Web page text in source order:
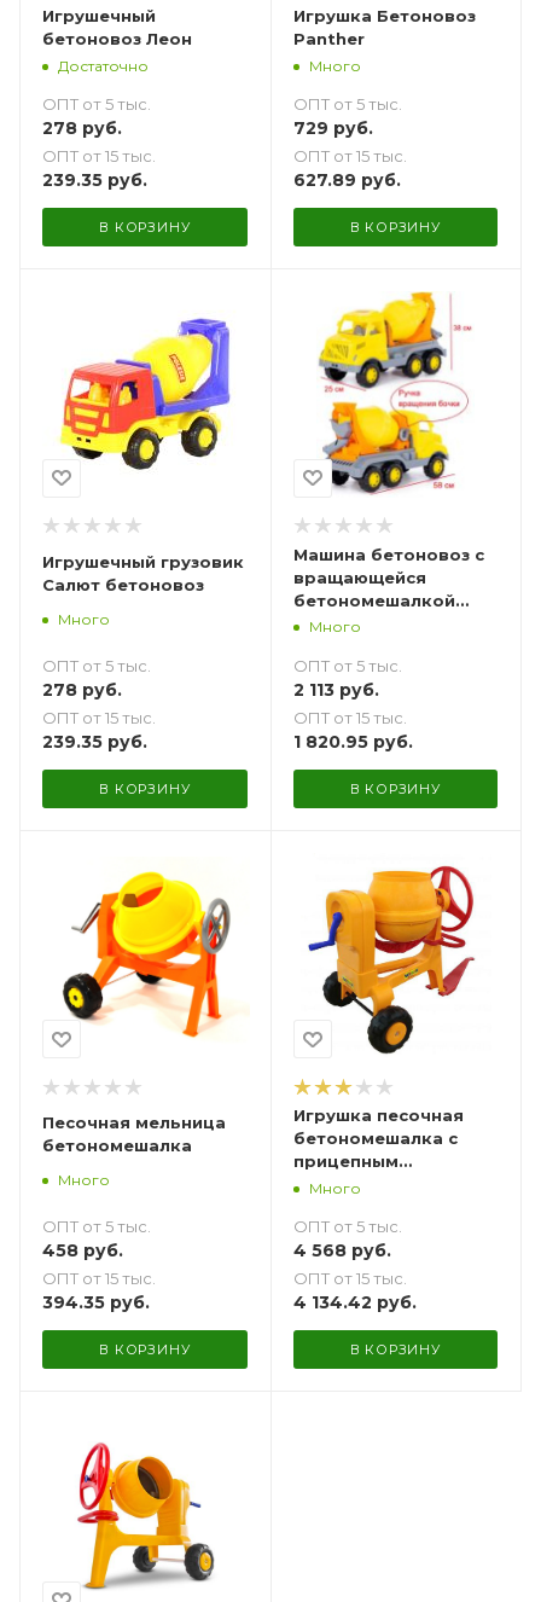
Игрушечный
бетоновоз Леон
Достаточно
ОПТ от 5 тыс.
278 руб.
ОПТ от 15 тыс.
239.35 руб.
В КОРЗИНУ
Игрушка Бетоновоз
Panther
Много
ОПТ от 5 тыс.
729 руб.
ОПТ от 15 тыс.
627.89 руб.
В КОРЗИНУ
Игрушечный грузовик
Салют бетоновоз
Много
ОПТ от 5 тыс.
278 руб.
ОПТ от 15 тыс.
239.35 руб.
В КОРЗИНУ
Машина бетоновоз с
вращающейся
бетономешалкой
Богатырь Полесье 58
Много
ОПТ от 5 тыс.
2 113руб.
ОПТ от 15 тыс.
1 820.95руб.
В КОРЗИНУ
Песочная мельница
бетономешалка
Много
ОПТ от 5 тыс.
458 руб.
ОПТ от 15 тыс.
394.35 руб.
В КОРЗИНУ
Игрушка песочная
бетономешалка с
прицепным
устройством
Много
ОПТ от 5 тыс.
4 568руб.
ОПТ от 15 тыс.
4 134.42 руб.
В КОРЗИНУ